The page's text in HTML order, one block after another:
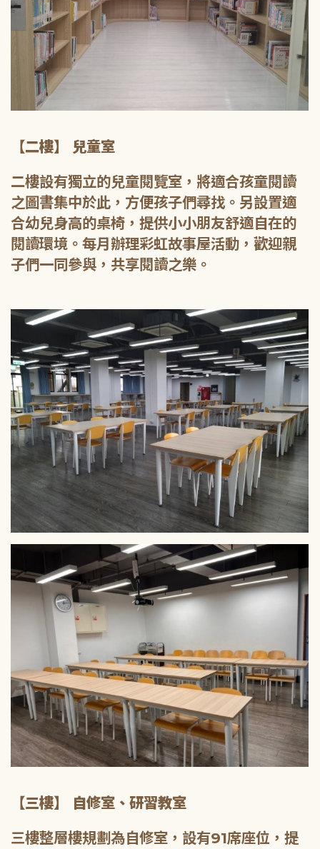
【二樓】 兒童室
二樓設有獨立的兒童閱覽室，將適合孩童閱讀
之圖書集中於此，方便孩子們尋找。另設置適
合幼兒身高的桌椅，提供小小朋友舒適自在的
閱讀環境。每月辦理彩虹故事屋活動，歡迎親
子們一同參與，共享閱讀之樂。
【三樓】 自修室、研習教室
三樓整層樓規劃為自修室，設有91席座位，提